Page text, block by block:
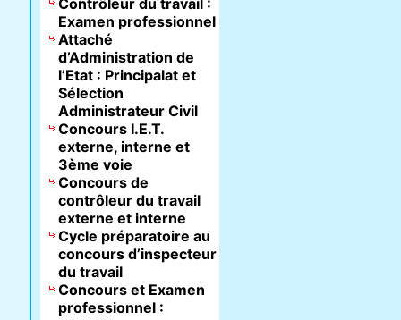
Contrôleur du travail :
Examen professionnel
Attaché
d’Administration de
l’Etat : Principalat et
Sélection
Administrateur Civil
Concours I.E.T.
externe, interne et
3ème voie
Concours de
contrôleur du travail
externe et interne
Cycle préparatoire au
concours d’inspecteur
du travail
Concours et Examen
professionnel :